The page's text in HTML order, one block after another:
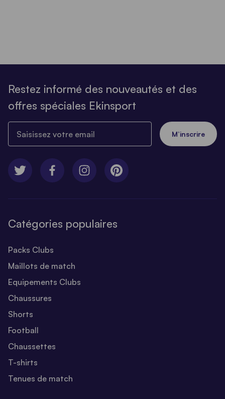
Restez informé des nouveautés et des
offres spéciales Ekinsport
M’inscrire
Catégories populaires
Packs Clubs
Maillots de match
Equipements Clubs
Chaussures
Shorts
Football
Chaussettes
T-shirts
Tenues de match